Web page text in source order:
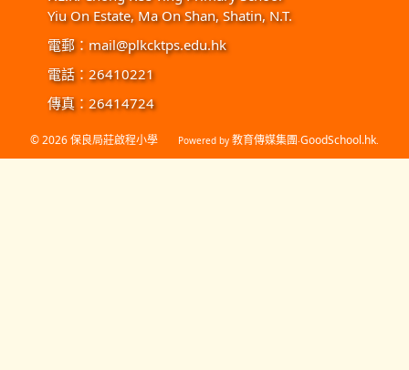
Yiu On Estate, Ma On Shan, Shatin, N.T.
電郵： mail@plkcktps.edu.hk
電話：26410221
傳真：26414724
© 2026保良局莊啟程小學 Powered by 教育傳媒集團‧GoodSchool.hk.